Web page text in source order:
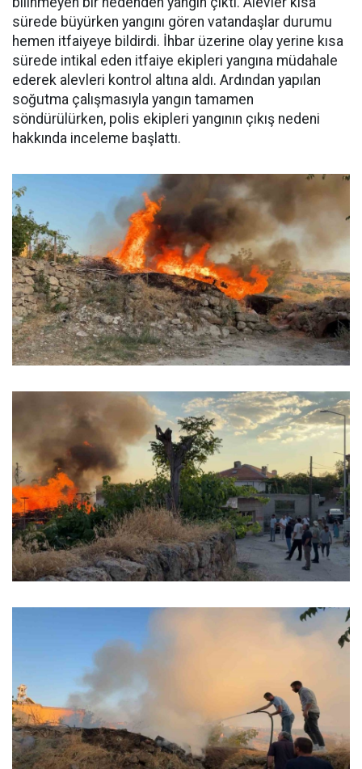
sürede büyürken yangını gören vatandaşlar durumu
hemen itfaiyeye bildirdi. İhbar üzerine olay yerine kısa
sürede intikal eden itfaiye ekipleri yangına müdahale
ederek alevleri kontrol altına aldı. Ardından yapılan
soğutma çalışmasıyla yangın tamamen
söndürülürken, polis ekipleri yangının çıkış nedeni
hakkında inceleme başlattı.